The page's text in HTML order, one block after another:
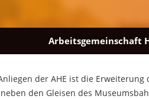
Arbeitsgemeinschaft
der AHE ist die
den Gleisen des